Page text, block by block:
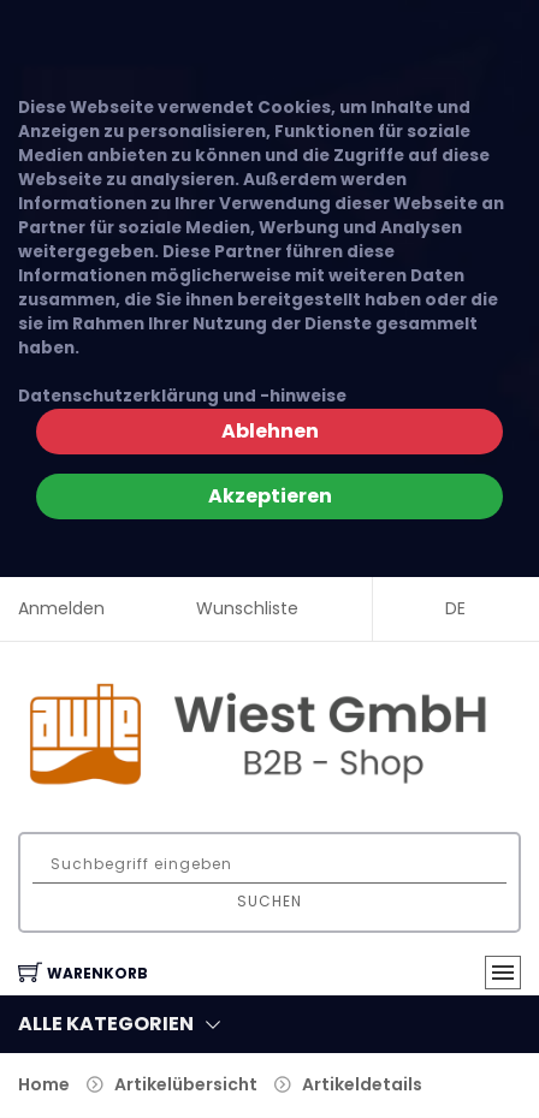
Diese Webseite verwendet Cookies, um Inhalte und
Anzeigen zu personalisieren, Funktionen für soziale
Medien anbieten zu können und die Zugriffe auf diese
Webseite zu analysieren. Außerdem werden
Informationen zu Ihrer Verwendung dieser Webseite an
Partner für soziale Medien, Werbung und Analysen
weitergegeben. Diese Partner führen diese
Informationen möglicherweise mit weiteren Daten
zusammen, die Sie ihnen bereitgestellt haben oder die
sie im Rahmen Ihrer Nutzung der Dienste gesammelt
haben.
Datenschutzerklärung und -hinweise
Ablehnen
Akzeptieren
Anmelden Wunschliste DE
SUCHEN
WARENKORB
ALLE KATEGORIEN
Home Artikelübersicht Artikeldetails